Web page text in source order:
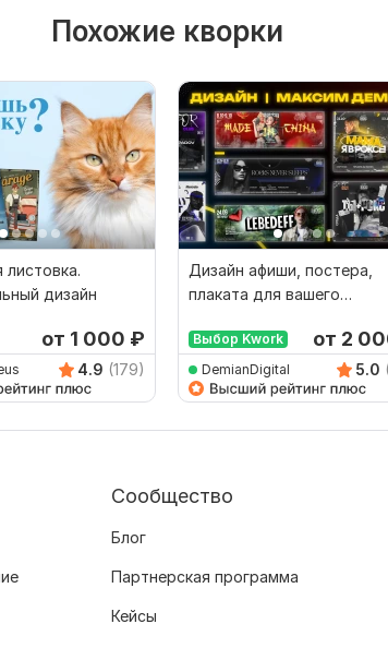
Похожие кворки
листовка.
дизайн
от 1 000 ₽
4.9 (179)
Дизайн афиши, постера,
плаката для вашего
Выбор Kwork от 2
DemianDigital 5.0
Сообщество
Блог
Партнерская программа
Кейсы